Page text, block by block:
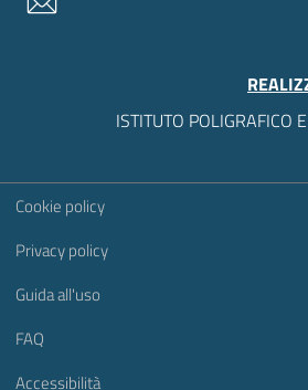
ISTITUTO POLIGRAFICO
Sezione Link Utili
Cookie policy
Privacy policy
Guida all'uso
FAQ
Accessibilità